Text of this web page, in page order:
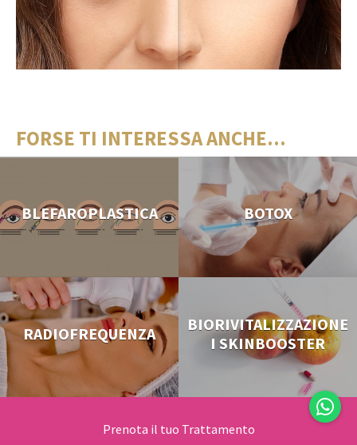
FORSE TI INTERESSA ANCHE...
BLEFAROPLASTICA BOTOX
RADIOFREQUENZA
BIORIVITALIZZAZIONE
I SKINBOOSTER
Prenota il tuo Trattamento